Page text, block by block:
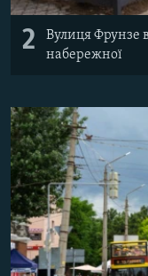
2
Вулиця Фрунзе
набережної